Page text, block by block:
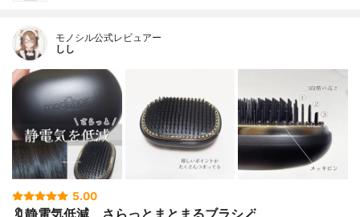
モノシル公式レビュアー
しし
5.00
🔖静電気低減、さらっとまとまるブラシ🪄︎︎